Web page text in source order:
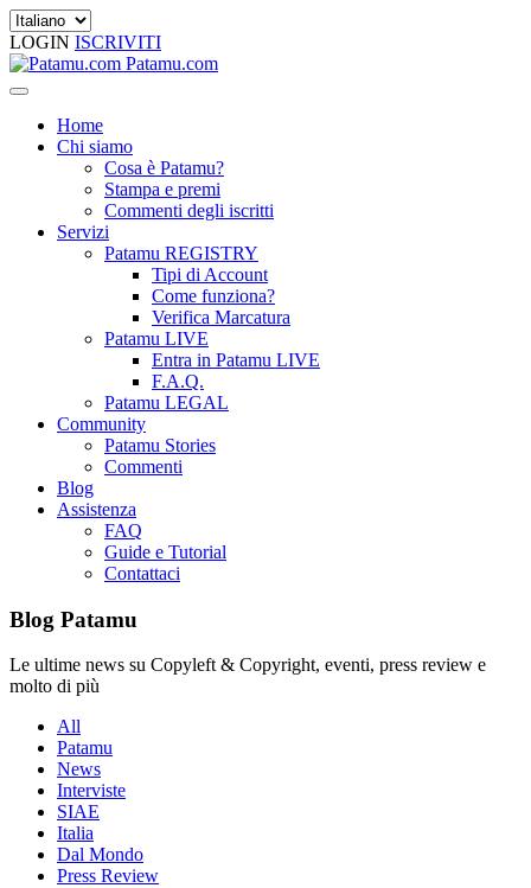
LOGIN ISCRIVITI
Patamu.com
Home
Chi siamo
Cosa è Patamu?
Stampa e premi
Commenti degli iscritti
Servizi
Patamu REGISTRY
Tipi di Account
Come funziona?
Verifica Marcatura
Patamu LIVE
Entra in Patamu LIVE
F.A.Q.
Patamu LEGAL
Community
Patamu Stories
Commenti
Blog
Assistenza
FAQ
Guide e Tutorial
Contattaci
Blog Patamu
Le ultime news su Copyleft & Copyright, eventi, press review e
molto di più
All
Patamu
News
Interviste
SIAE
Italia
Dal Mondo
Press Review